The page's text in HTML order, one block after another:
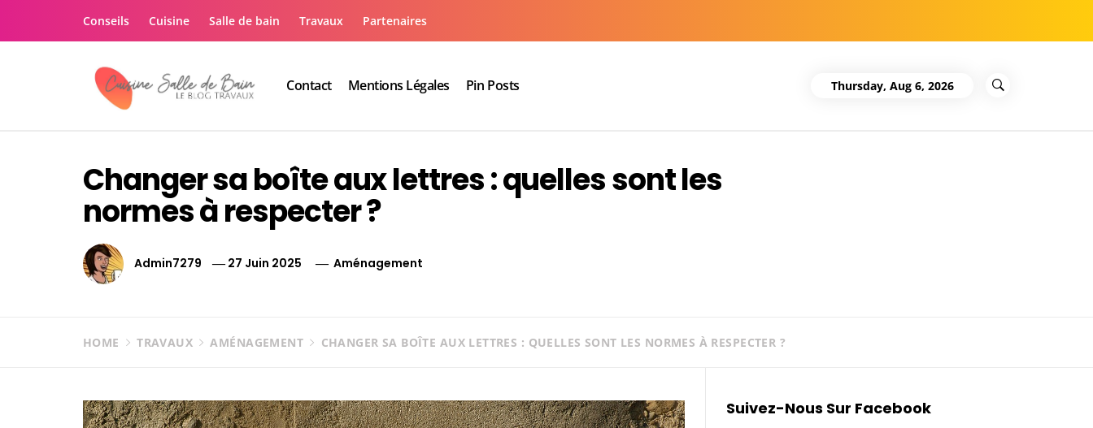
Conseils Cuisine Salle de bain Travaux Partenaires
Contact Mentions Légales Pin Posts Thursday, Aug 6, 2026
Changer sa boîte aux lettres : quelles sont les
normes à respecter ?
Admin7279 27 Juin 2025 Aménagement
HOME TRAVAUX AMÉNAGEMENT CHANGER SA BOÎTE AUX LETTRES : QUELLES SONT LES NORMES À RESPECTER ?
Suivez-Nous Sur Facebook